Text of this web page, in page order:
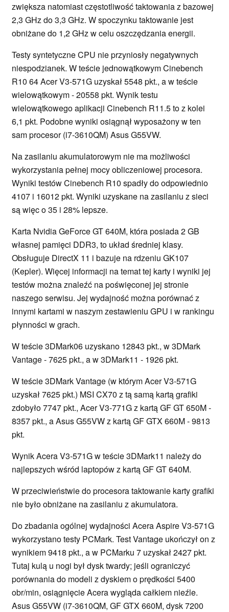
zwiększa natomiast częstotliwość taktowania z bazowej
2,3 GHz do 3,3 GHz. W spoczynku taktowanie jest
obniżane do 1,2 GHz w celu oszczędzania energii.
Testy syntetyczne CPU nie przyniosły negatywnych
niespodzianek. W teście jednowątkowym Cinebench
R10 64 Acer V3-571G uzyskał 5548 pkt., a w teście
wielowątkowym - 20558 pkt. Wynik testu
wielowątkowego aplikacji Cinebench R11.5 to z kolei
6,1 pkt. Podobne wyniki osiągnął wyposażony w ten
sam procesor (i7-3610QM) Asus G55VW.
Na zasilaniu akumulatorowym nie ma możliwości
wykorzystania pełnej mocy obliczeniowej procesora.
Wyniki testów Cinebench R10 spadły do odpowiednio
4107 i 16012 pkt. Wyniki uzyskane na zasilaniu z sieci
są więc o 35 i 28% lepsze.
Karta Nvidia GeForce GT 640M, która posiada 2 GB
własnej pamięci DDR3, to układ średniej klasy.
Obsługuje DirectX 11 i bazuje na rdzeniu GK107
(Kepler). Więcej informacji na temat tej karty i wyniki jej
testów można znaleźć na poświęconej jej stronie
naszego serwisu. Jej wydajność można porównać z
innymi kartami w naszym zestawieniu GPU i w rankingu
płynności w grach.
W teście 3DMark06 uzyskano 12843 pkt., w 3DMark
Vantage - 7625 pkt., a w 3DMark11 - 1926 pkt.
W teście 3DMark Vantage (w którym Acer V3-571G
uzyskał 7625 pkt.) MSI CX70 z tą samą kartą grafiki
zdobyło 7747 pkt., Acer V3-771G z kartą GF GT 650M -
8357 pkt., a Asus G55VW z kartą GF GTX 660M - 9813
pkt.
Wynik Acera V3-571G w teście 3DMark11 należy do
najlepszych wśród laptopów z kartą GF GT 640M.
W przeciwieństwie do procesora taktowanie karty grafiki
nie było obniżane na zasilaniu z akumulatora.
Do zbadania ogólnej wydajności Acera Aspire V3-571G
wykorzystano testy PCMark. Test Vantage ukończył on z
wynikiem 9418 pkt., a w PCMarku 7 uzyskał 2427 pkt.
Tutaj kulą u nogi był dysk twardy; jeśli ograniczyć
porównania do modeli z dyskiem o prędkości 5400
obr/min, osiągnięcie Acera wygląda całkiem nieźle.
Asus G55VW (i7-3610QM, GF GTX 660M, dysk 7200